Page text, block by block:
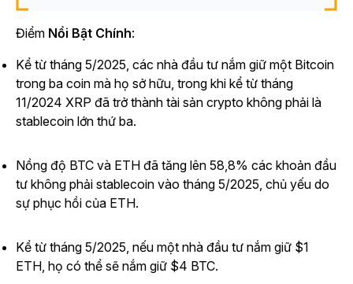
Điểm Nổi Bật Chính:
Kể từ tháng 5/2025, các nhà đầu tư nắm giữ một Bitcoin
trong ba coin mà họ sở hữu, trong khi kể từ tháng
11/2024 XRP đã trở thành tài sản crypto không phải là
stablecoin lớn thứ ba.
Nồng độ BTC và ETH đã tăng lên 58,8% các khoản đầu
tư không phải stablecoin vào tháng 5/2025, chủ yếu do
sự phục hồi của ETH.
Kể từ tháng 5/2025, nếu một nhà đầu tư nắm giữ $1
ETH, họ có thể sẽ nắm giữ $4 BTC.